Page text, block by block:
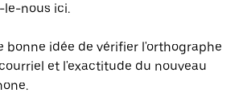
nous ici.
bonne idée de vérifier l'orthographe
et l'exactitude du nouveau